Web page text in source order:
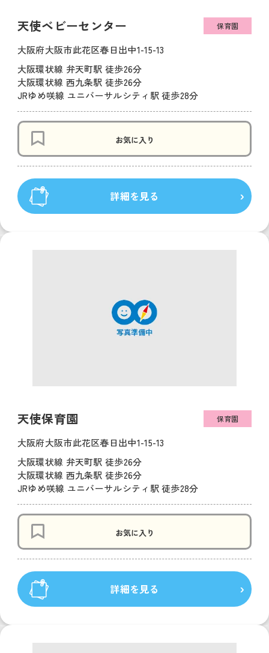
天使ベビーセンター 保育園
大阪府大阪市此花区春日出中1-15-13
大阪環状線 弁天町駅 徒歩26分
大阪環状線 西九条駅 徒歩26分
JRゆめ咲線 ユニバーサルシティ駅 徒歩28分
お気に入り
詳細を見る
天使保育園 保育園
大阪府大阪市此花区春日出中1-15-13
大阪環状線 弁天町駅 徒歩26分
大阪環状線 西九条駅 徒歩26分
JRゆめ咲線 ユニバーサルシティ駅 徒歩28分
お気に入り
詳細を見る